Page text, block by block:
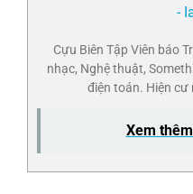
-
Cựu Biên Tập Viên báo
nhạc, Nghệ thuật,
điện toán. Hiện cư
Xem